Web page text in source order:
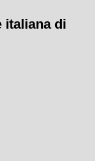
italiana di